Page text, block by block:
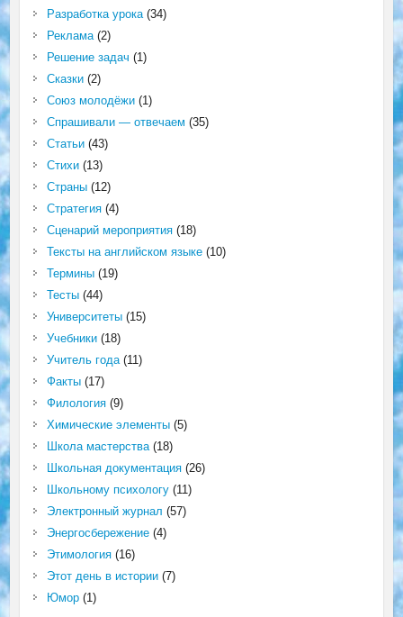
Разработка урока(34)
Реклама(2)
Решение задач (1)
Сказки(2)
Союз молодёжи(1)
Спрашивали — отвечаем (35)
Статьи(43)
Стихи(13)
Страны(12)
Стратегия(4)
Сценарий мероприятия(18)
Тексты на английском языке(10)
Термины(19)
Тесты(44)
Университеты(15)
Учебники(18)
Учитель года(11)
Факты(17)
Филология(9)
Химические элементы(5)
Школа мастерства(18)
Школьная документация(26)
Школьному психологу(11)
Электронный журнал (57)
Энергосбережение(4)
Этимология(16)
Этот день в истории(7)
Юмор(1)